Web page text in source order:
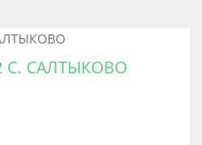
САЛТЫКОВО